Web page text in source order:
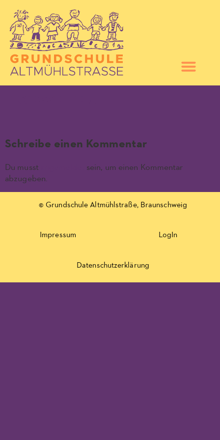
Schreibe einen Kommentar
Du musst
sein, um einen Kommentar
abzugeben.
© Grundschule Altmühlstraße, Braunschweig
Impressum LogIn
Datenschutzerklärung